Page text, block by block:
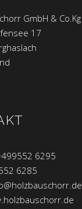
GmbH & Co.Kg
17
6295
6285